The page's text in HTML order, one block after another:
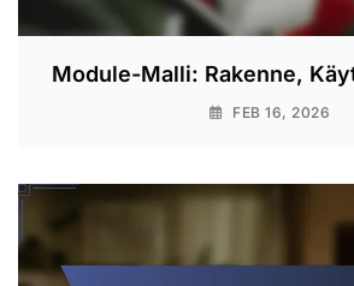
Module-Malli: Rakenne,
FEB 16, 2026